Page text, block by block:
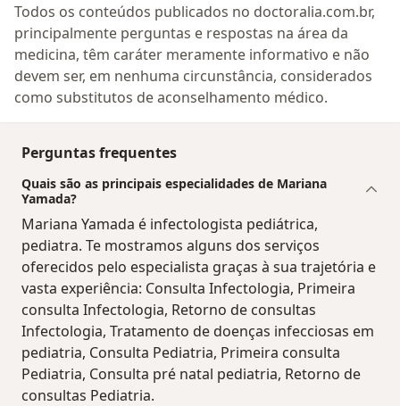
Todos os conteúdos publicados no doctoralia.com.br,
principalmente perguntas e respostas na área da
medicina, têm caráter meramente informativo e não
devem ser, em nenhuma circunstância, considerados
como substitutos de aconselhamento médico.
Perguntas frequentes
Quais são as principais especialidades de Mariana
Yamada?
Mariana Yamada é infectologista pediátrica,
pediatra. Te mostramos alguns dos serviços
oferecidos pelo especialista graças à sua trajetória e
vasta experiência: Consulta Infectologia, Primeira
consulta Infectologia, Retorno de consultas
Infectologia, Tratamento de doenças infecciosas em
pediatria, Consulta Pediatria, Primeira consulta
Pediatria, Consulta pré natal pediatria, Retorno de
consultas Pediatria.